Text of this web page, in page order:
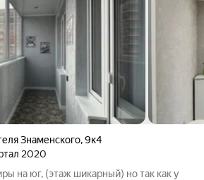
Знаменского,9к4
2020
на юг, (этаж шикарный) но так как у